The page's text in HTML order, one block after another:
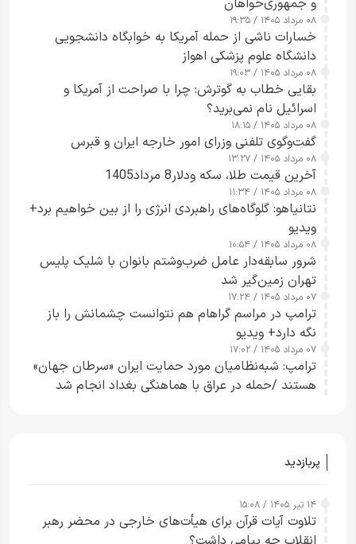
و جمهوری‌خواهان
۰۸ مرداد ۱۴۰۵ / ۱۹:۳۵
خسارات ناشی از حمله آمریکا به خوابگاه دانشجویی
دانشگاه علوم پزشکی اهواز
۰۸ مرداد ۱۴۰۵ / ۱۹:۰۳
بقایی خطاب به گوترش: چرا با صراحت از آمریکا و
اسرائیل نام نمی‌برید؟
۰۸ مرداد ۱۴۰۵ / ۱۸:۱۵
گفت‌وگوی تلفنی وزرای امور خارجه ایران و قبرس
۰۸ مرداد ۱۴۰۵ / ۱۳:۲۷
آخرین قیمت طلا، سکه ودلار8 مرداد1405
۰۸ مرداد ۱۴۰۵ / ۱۱:۳۴
نتانیاهو: گلوگاه‌های راهبردی انرژی را از بین خواهیم برد+
ویدیو
۰۸ مرداد ۱۴۰۵ / ۱۰:۵۴
شرور سابقه‌دار عامل ضرب‌وشتم بانوان با شلیک پلیس
تهران زمین‌گیر شد
۰۷ مرداد ۱۴۰۵ / ۱۷:۲۴
ترامپ در مراسم گراهام هم نتوانست چشمانش را باز
نگه دارد+ ویدیو
۰۷ مرداد ۱۴۰۵ / ۱۷:۰۲
ترامپ: شبه‌نظامیان مورد حمایت ایران «سرطان جهان»
هستند /حمله در عراق با هماهنگی بغداد انجام شد
پربازدید
۱۴ تیر ۱۴۰۵ / ۱۵:۰۸
تلاوت آیات قرآن برای هیأت‌های خارجی در محضر رهبر